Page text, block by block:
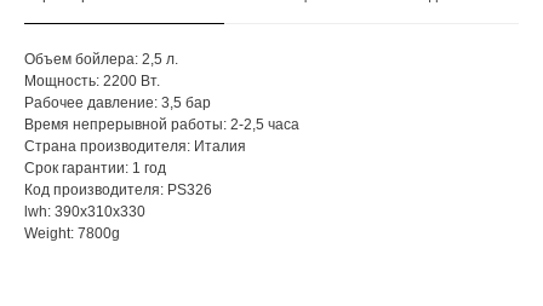
Объем бойлера: 2,5 л.
Мощность: 2200 Вт.
Рабочее давление: 3,5 бар
Время непрерывной работы: 2-2,5 часа
Страна производителя: Италия
Срок гарантии: 1 год
Код производителя: PS326
lwh: 390x310x330
Weight: 7800g